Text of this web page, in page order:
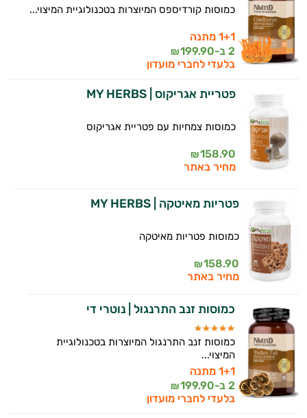
כמוסות קורדיספס המיוצרות בטכנולוגיית המיצוי...
1+1 מתנה
2 ב-
199.90
₪
בלעדי לחברי מועדון
פטריית אגריקוס | MY HERBS
כמוסות צמחיות עם פטריית אגריקוס
158.90
₪
מחיר באתר
פטריות מאיטקה | MY HERBS
כמוסות פטריות מאיטקה
158.90
₪
מחיר באתר
כמוסות זנב התרנגול | נוטרי די
כמוסות זנב התרנגול המיוצרות בטכנולוגיית
המיצוי...
1+1 מתנה
2 ב-
199.90
₪
בלעדי לחברי מועדון